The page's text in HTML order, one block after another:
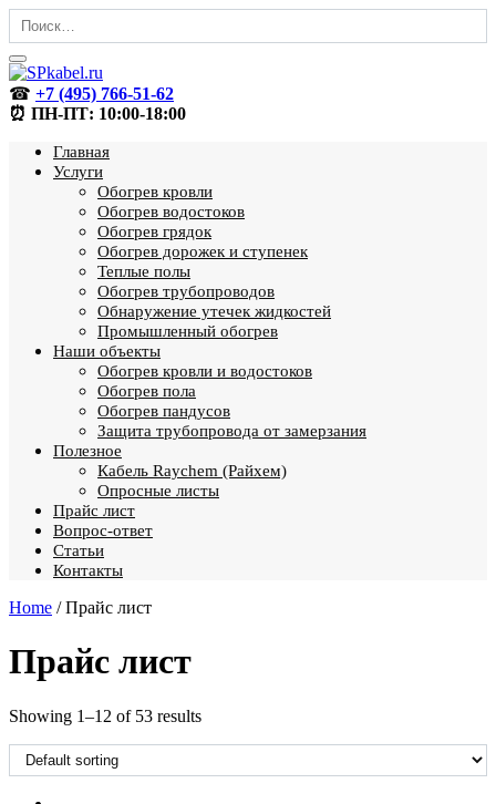
Перейти
содержанию
Search
for:
☎ +7 (495) 766-51-62
⏰ ПН-ПТ: 10:00-18:00
Главная
Услуги
Обогрев кровли
Обогрев водостоков
Обогрев грядок
Обогрев дорожек и ступенек
Теплые полы
Обогрев трубопроводов
Обнаружение утечек жидкостей
Промышленный обогрев
Наши объекты
Обогрев кровли и водостоков
Обогрев пола
Обогрев пандусов
Защита трубопровода от замерзания
Полезное
Кабель Raychem (Райхем)
Опросные листы
Прайс лист
Вопрос-ответ
Статьи
Контакты
Home / Прайс лист
Прайс лист
Showing 1–12 of 53 results